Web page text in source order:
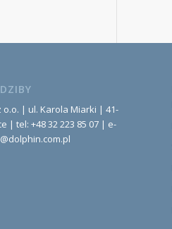
o.o. | ul. Karola Miarki | 41-
| tel: +48 32 223 85 07 | e-